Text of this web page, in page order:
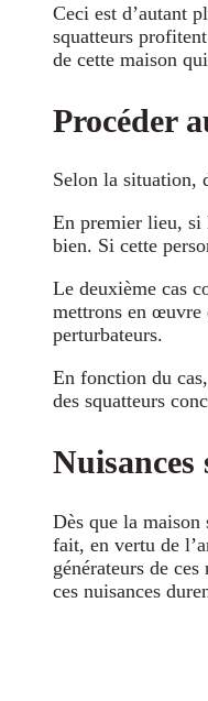
Ceci est d’autant
squatteurs
de cette maison
Procéder
Selon la situation,
En premier lieu, si
bien. Si cette
Le deuxième cas
mettrons en œuvre
perturbateurs.
En fonction du
des squatteurs
Dès que la maison
fait, en vertu de
générateurs de
ces nuisances